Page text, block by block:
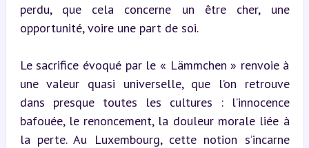
perdu, que cela concerne un être cher, une
opportunité, voire une part de soi.
Le sacrifice évoqué par le « Lämmchen » renvoie à
une valeur quasi universelle, que l’on retrouve
dans presque toutes les cultures : l’innocence
bafouée, le renoncement, la douleur morale liée à
la perte. Au Luxembourg, cette notion s’incarne